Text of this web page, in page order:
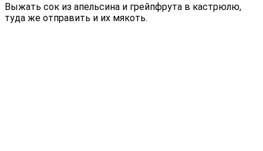
Выжать сок из апельсина и грейпфрута в кастрюлю,
туда же отправить и их мякоть.